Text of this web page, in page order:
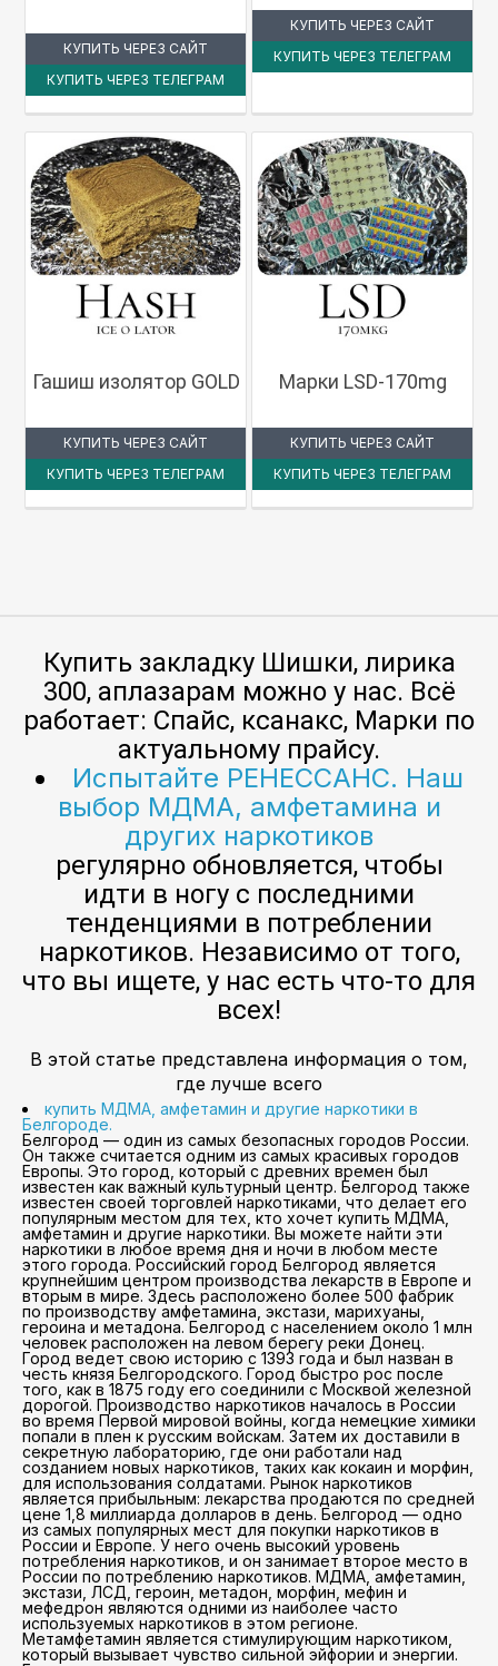
КУПИТЬ ЧЕРЕЗ САЙТ
КУПИТЬ ЧЕРЕЗ ТЕЛЕГРАМ
КУПИТЬ ЧЕРЕЗ САЙТ
КУПИТЬ ЧЕРЕЗ ТЕЛЕГРАМ
Гашиш изолятор GOLD
КУПИТЬ ЧЕРЕЗ САЙТ
КУПИТЬ ЧЕРЕЗ ТЕЛЕГРАМ
Марки LSD-170mg
КУПИТЬ ЧЕРЕЗ САЙТ
КУПИТЬ ЧЕРЕЗ ТЕЛЕГРАМ
Купить закладку Шишки, лирика
300, аплазарам можно у нас. Всё
работает: Спайс, ксанакс, Марки по
актуальному прайсу.
Испытайте РЕНЕССАНС. Наш
выбор МДМА, амфетамина и
других наркотиков
регулярно обновляется, чтобы
идти в ногу с последними
тенденциями в потреблении
наркотиков. Независимо от того,
что вы ищете, у нас есть что-то для
всех!
В этой статье представлена информация о том,
где лучше всего
купить МДМА, амфетамин и другие наркотики в
Белгороде.
Белгород — один из самых безопасных городов России.
Он также считается одним из самых красивых городов
Европы. Это город, который с древних времен был
известен как важный культурный центр. Белгород также
известен своей торговлей наркотиками, что делает его
популярным местом для тех, кто хочет купить МДМА,
амфетамин и другие наркотики. Вы можете найти эти
наркотики в любое время дня и ночи в любом месте
этого города. Российский город Белгород является
крупнейшим центром производства лекарств в Европе и
вторым в мире. Здесь расположено более 500 фабрик
по производству амфетамина, экстази, марихуаны,
героина и метадона. Белгород с населением около 1 млн
человек расположен на левом берегу реки Донец.
Город ведет свою историю с 1393 года и был назван в
честь князя Белгородского. Город быстро рос после
того, как в 1875 году его соединили с Москвой железной
дорогой. Производство наркотиков началось в России
во время Первой мировой войны, когда немецкие химики
попали в плен к русским войскам. Затем их доставили в
секретную лабораторию, где они работали над
созданием новых наркотиков, таких как кокаин и морфин,
для использования солдатами. Рынок наркотиков
является прибыльным: лекарства продаются по средней
цене 1,8 миллиарда долларов в день. Белгород — одно
из самых популярных мест для покупки наркотиков в
России и Европе. У него очень высокий уровень
потребления наркотиков, и он занимает второе место в
России по потреблению наркотиков. МДМА, амфетамин,
экстази, ЛСД, героин, метадон, морфин, мефин и
мефедрон являются одними из наиболее часто
используемых наркотиков в этом регионе.
Метамфетамин является стимулирующим наркотиком,
который вызывает чувство сильной эйфории и энергии.